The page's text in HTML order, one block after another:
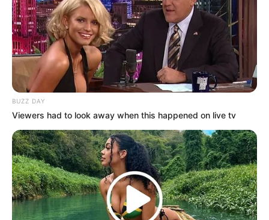
BUZZ DAY
Viewers had to look away when this happened on live tv